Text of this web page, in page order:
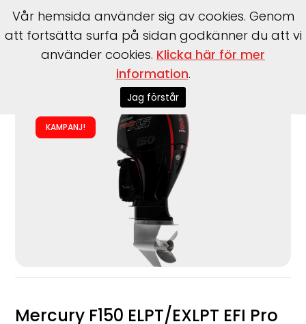
Mercury>F150 ELPT/EXLPT EFI Pro XS
KAMPANJ!
Mercury F150 ELPT/EXLPT EFI Pro
Vår hemsida använder sig av cookies. Genom
att fortsätta surfa på sidan godkänner du att vi
använder cookies. Klicka här för mer
information.
Jag förstår